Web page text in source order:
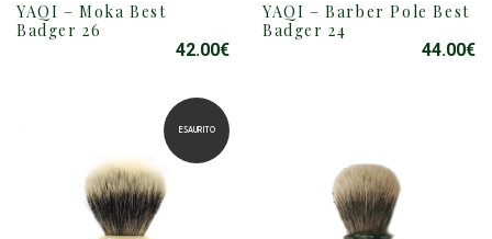
YAQI – Moka Best
Badger 26
42.00€
YAQI – Barber Pole Best
Badger 24
44.00€
ESAURITO